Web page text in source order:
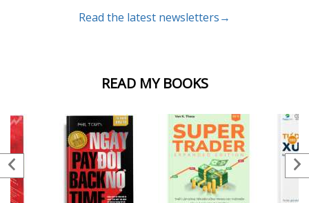
READ MY BOOKS
Read the latest newsletters→